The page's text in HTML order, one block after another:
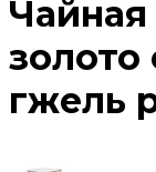
золото
гжель